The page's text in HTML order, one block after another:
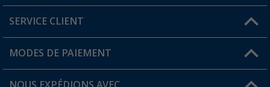
Devenir revendeur
Mon compte
SERVICE CLIENT
FAQ et contact
Informations sur l'expédition
MODES DE PAIEMENT